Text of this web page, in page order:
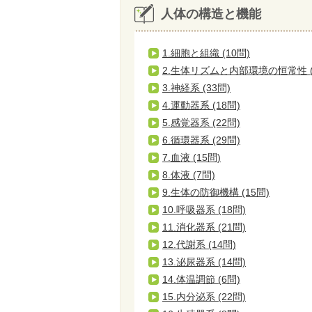
人体の構造と機能
1.細胞と組織 (10問)
2.生体リズムと内部環境の恒常性
3.神経系 (33問)
4.運動器系 (18問)
5.感覚器系 (22問)
6.循環器系 (29問)
7.血液 (15問)
8.体液 (7問)
9.生体の防御機構 (15問)
10.呼吸器系 (18問)
11.消化器系 (21問)
12.代謝系 (14問)
13.泌尿器系 (14問)
14.体温調節 (6問)
15.内分泌系 (22問)